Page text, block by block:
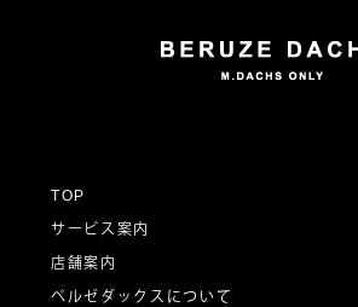
ー
シ
TOP
サービス案内
店舗案内
ベルゼダックスについて